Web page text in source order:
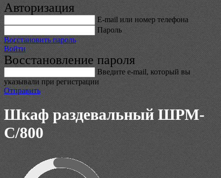
Авторизация
E-mail или номер телефона
Пароль
Восстановить пароль
Войти
Восстановление пароля
Введите е-mail, который вы
указывали при регистрации
Отправить
Шкаф раздевальный ШРМ-
С/800